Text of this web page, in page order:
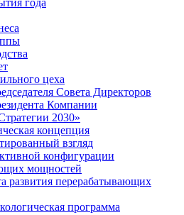
года
цеха
Совета Директоров
Компании
2030»
концепция
взгляд
конфигурации
мощностей
развития перерабатывающих
программа